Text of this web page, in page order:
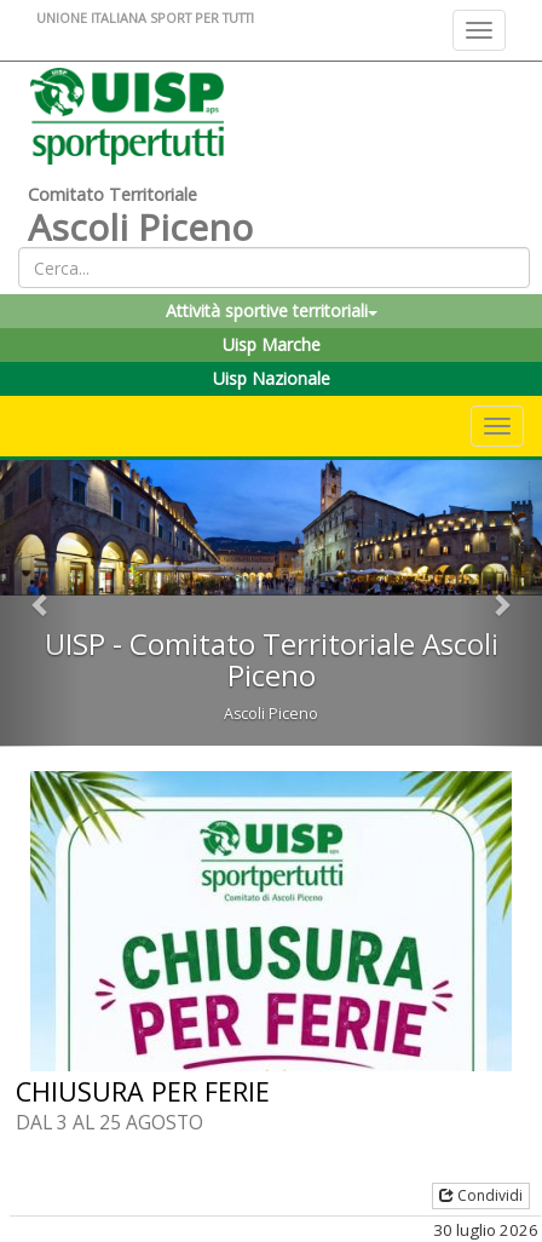
Toggle
UNIONE ITALIANA SPORT PER TUTTI
Comitato Territoriale
Ascoli Piceno
Attività sportive territoriali
Uisp Marche
Uisp Nazionale
UISP - Comitato Territoriale Ascoli
Piceno
Ascoli Piceno
Previous
CHIUSURA PER FERIE
DAL 3 AL 25 AGOSTO
Condividi
30 luglio 2026